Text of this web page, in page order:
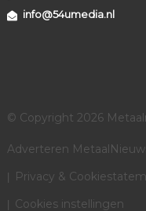
info@54umedia.nl
© Copyright 2026
Adverteren
Privacy &
Cookies instellingen